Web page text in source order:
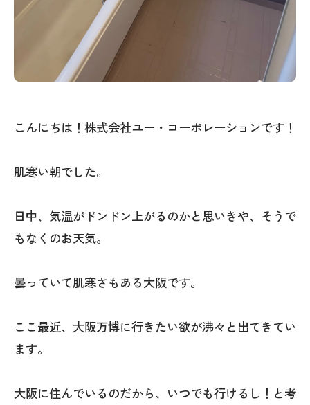
こんにちは！株式会社ユー・コーポレーションです！
肌寒い朝でした。
日中、気温がドンドン上がるのかと思いきや、そうで
もなくのお天気。
曇っていて肌寒さもある大阪です。
ここ最近、大阪万博に行きたい欲が沸々と出てきてい
ます。
大阪に住んでいるのだから、いつでも行けるし！と考